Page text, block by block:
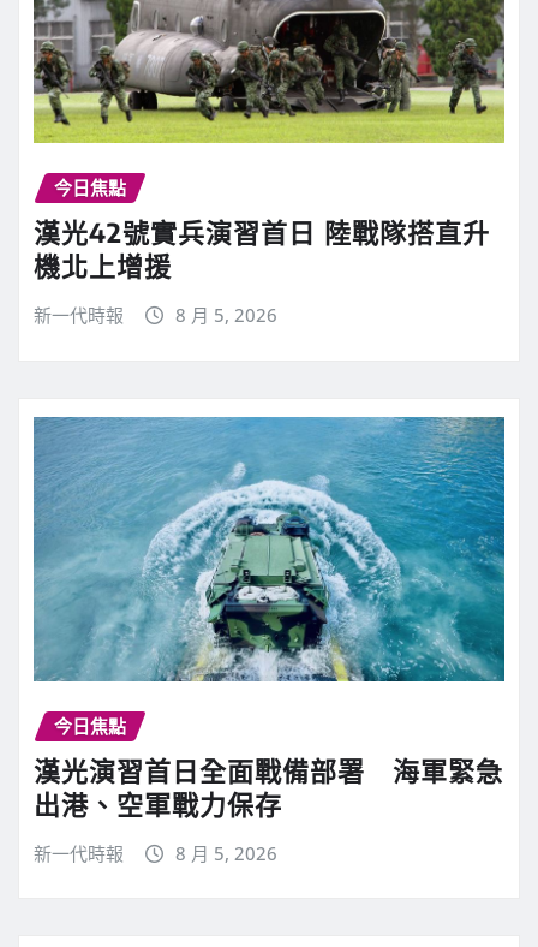
今日焦點
漢光42號實兵演習首日 陸戰隊搭直升
機北上增援
新一代時報 8 月 5, 2026
今日焦點
漢光演習首日全面戰備部署 海軍緊急
出港、空軍戰力保存
新一代時報 8 月 5, 2026